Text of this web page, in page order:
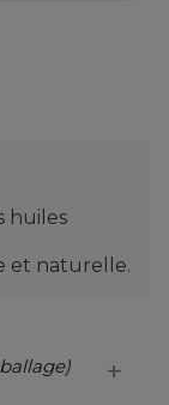
huiles
et naturelle.